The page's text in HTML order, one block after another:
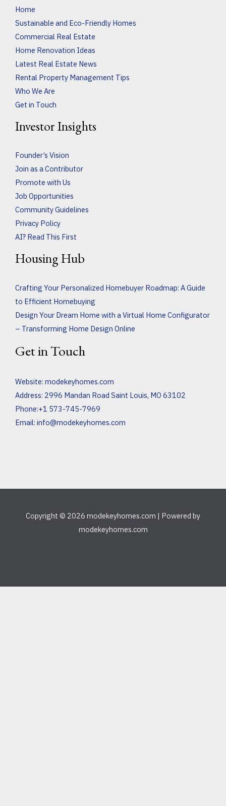
Home
Sustainable and Eco-Friendly Homes
Commercial Real Estate
Home Renovation Ideas
Latest Real Estate News
Rental Property Management Tips
Who We Are
Get in Touch
Investor Insights
Founder’s Vision
Join as a Contributor
Promote with Us
Job Opportunities
Community Guidelines
Privacy Policy
AI? Read This First
Housing Hub
Crafting Your Personalized Homebuyer Roadmap: A Guide
to Efficient Homebuying
Design Your Dream Home with a Virtual Home Configurator
– Transforming Home Design Online
Get in Touch
Website: modekeyhomes.com
Address: 2996 Mandan Road Saint Louis, MO 63102
Phone:+1 573-745-7969
Email: info@modekeyhomes.com
Copyright © 2026 modekeyhomes.com | Powered by
modekeyhomes.com